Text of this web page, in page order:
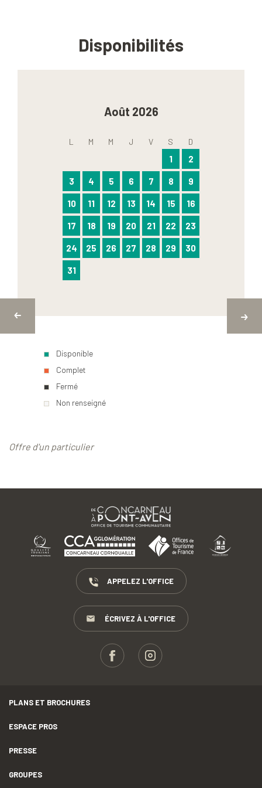
Disponibilités
Août 2026
L M M J V S D
1 2
3 4 5 6 7 8 9
10 11 12 13 14 15 16
17 18 19 20 21 22 23
24 25 26 27 28 29 30
31
Disponible
Complet
Fermé
Non renseigné
Offre d'un particulier
APPELEZ L'OFFICE
ÉCRIVEZ À L'OFFICE
PLANS ET BROCHURES
ESPACE PROS
PRESSE
GROUPES